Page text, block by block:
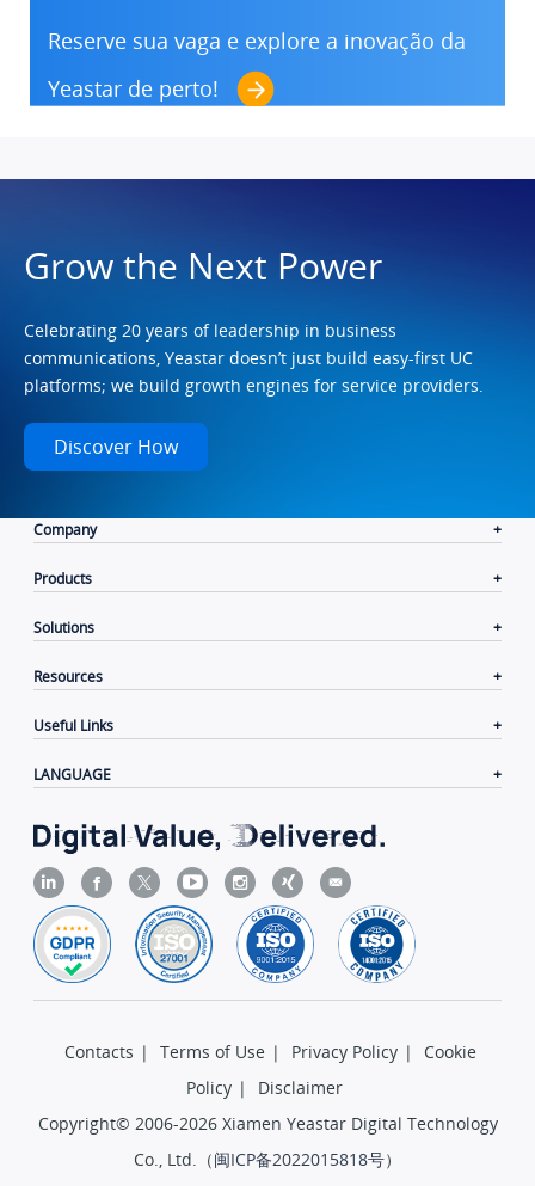
Reserve sua vaga e explore a inovação da
Yeastar de perto!
Grow the Next Power
Celebrating 20 years of leadership in business
communications, Yeastar doesn’t just build easy-first UC
platforms; we build growth engines for service providers.
Discover How
Company
Products
Solutions
Resources
Useful Links
LANGUAGE
Contacts | Terms of Use | Privacy Policy |
Cookie
Policy |
Disclaimer
Copyright© 2006-2026 Xiamen Yeastar Digital Technology
Co., Ltd.（闽ICP备2022015818号）